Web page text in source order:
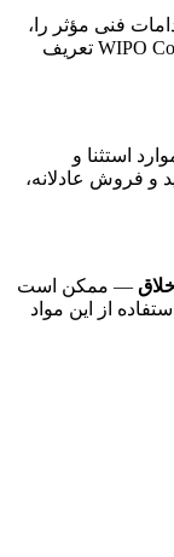
فنی مؤثر را،
که با ارجاع به Article 11 از WIPO Copyright Treaty تعریف
استثنا و
و فروش عادلانه،
— ممکن است
از این مواد